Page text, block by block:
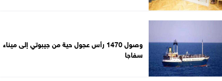
وصول 1470 رأس عجول حية من جيبوتي إلى ميناء
سفاجا